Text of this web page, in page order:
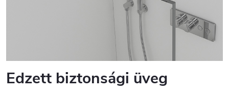
Edzett biztonsági üveg